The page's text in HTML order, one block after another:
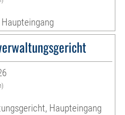
Haupteingang